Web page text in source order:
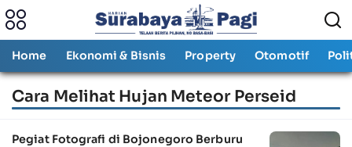
Home Ekonomi & Bisnis Property Otomotif
Cara Melihat Hujan Meteor Perseid
Pegiat Fotografi di Bojonegoro Berburu